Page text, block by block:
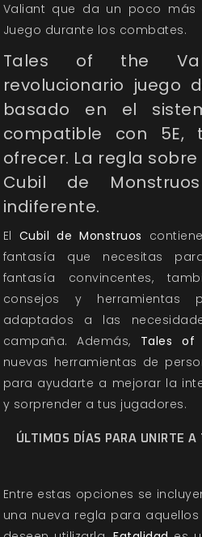
Valiant que da un poco
Juego durante los combates.
Tales of the
revolucionario juego
basado en el
compatible con 5E,
ofrecer. La regla
Cubil de
indiferente.
El Cubil de Monstruos
fantasía que necesitas
fantasía convincentes,
consejos y herramientas
adaptados a las
campaña. Además, Tales of
nuevas herramientas de
para ayudarte a mejorar la
y sorprender a tus jugadores.
ÚLTIMOS DÍAS PARA UNIRTE A
Entre estas opciones se
una nueva regla para